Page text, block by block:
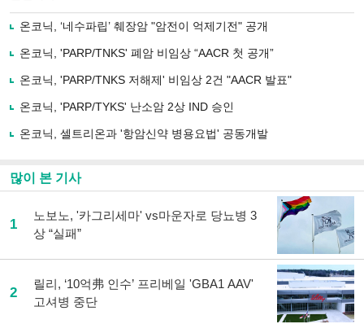
로
기
사
유
기
온코닉, ‘네수파립’ 췌장암 "암전이 억제기전" 공개
온코닉, 'PARP/TNKS' 폐암 비임상 “AACR 첫 공개”
온코닉, 'PARP/TNKS 저해제' 비임상 2건 "AACR 발표"
온코닉, 'PARP/TYKS' 난소암 2상 IND 승인
온코닉, 셀트리온과 '항암신약 병용요법' 공동개발
많이 본 기사
1
노보노, '카그리세마' vs마운자로 당뇨병 3
상 “실패”
2
릴리, ‘10억弗 인수’ 프리베일 'GBA1 AAV'
고셔병 중단